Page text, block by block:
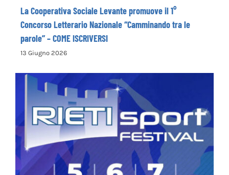
La Cooperativa Sociale Levante promuove il 1°
Concorso Letterario Nazionale “Camminando tra le
parole” – COME ISCRIVERSI
13 Giugno 2026
Rieti Sport Festival XI edizione dal 5 al 7